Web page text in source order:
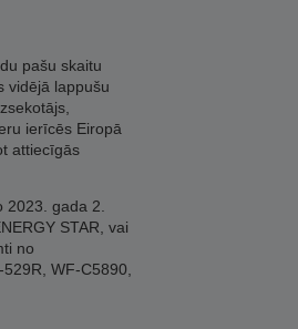
pašu skaitu
vidējā lappušu
ierīcēs Eiropā
attiecīgās
gada 2.
STAR, vai
no
WF-C5890,